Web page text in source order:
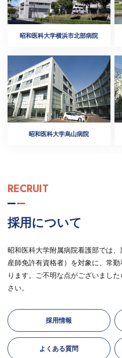
昭和医科大学横浜市北部病院
昭和医科大学烏山病院
RECRUIT
採用について
昭和医科大学附属病院看護部では
産師免許有資格者）を対象に、常
ります。ご不明な点がございまし
さい。
採用情報
よくある質問